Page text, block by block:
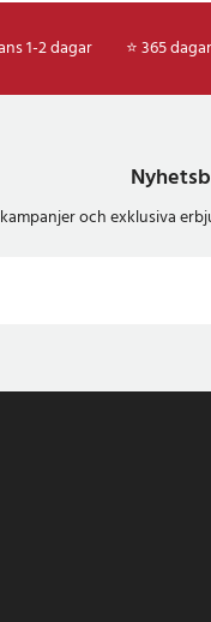
1-2 dagar ⭐ 365
och exklusiva